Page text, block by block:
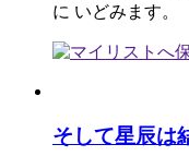
に いどみます。
そして星辰は